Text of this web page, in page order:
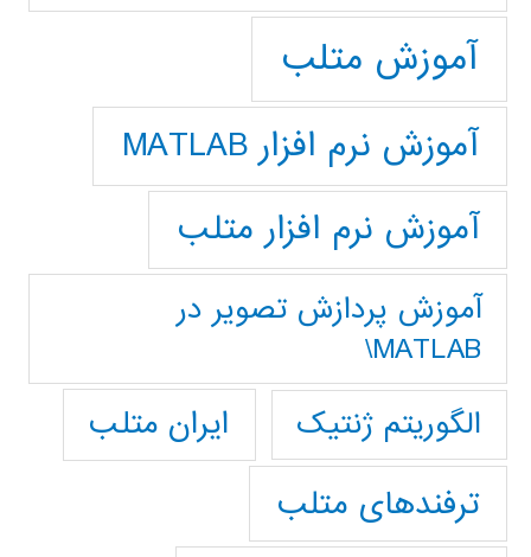
آموزش متلب
آموزش نرم افزار MATLAB
آموزش نرم افزار متلب
آموزش پردازش تصوير در
MATLAB\
الگوریتم ژنتیک
ایران متلب
ترفندهای متلب